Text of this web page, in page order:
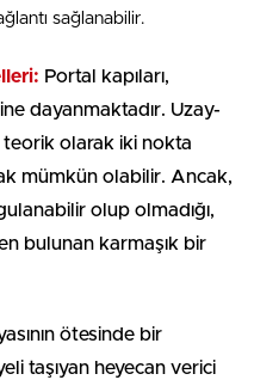
sağlanabilir.
Portal kapıları,
dayanmaktadır. Uzay-
teorik olarak iki nokta
mümkün olabilir. Ancak,
olup olmadığı,
bulunan karmaşık bir
ötesinde bir
taşıyan heyecan verici